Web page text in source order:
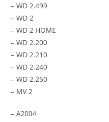
– WD 2.499
– WD 2
– WD 2 HOME
– WD 2.200
– WD 2.210
– WD 2.240
– WD 2.250
– MV 2
– A2004